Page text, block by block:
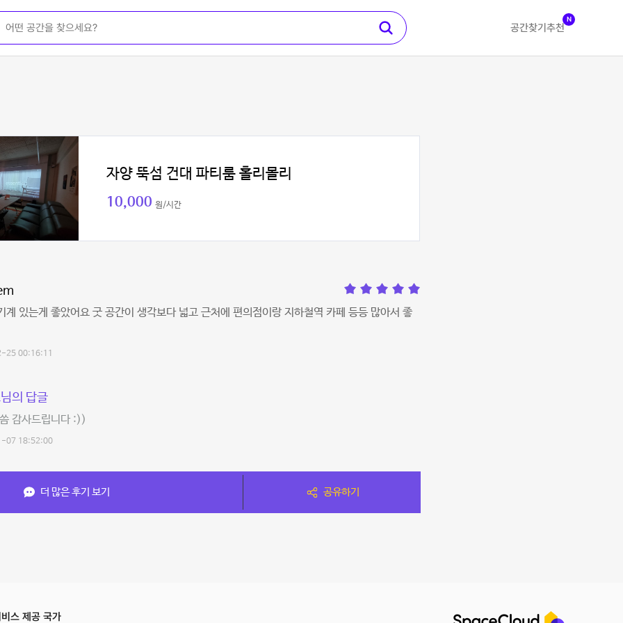
공간찾기 추천
N
자양 뚝섬 건대 파티룸 홀리몰리
10,000 원/시간
계 있는게 좋았어요 굿 공간이 생각보다 넓고 근처에 편의점이랑 지하철역 카페 등등 많아서 좋
25 00:16:11
의 답글
감사드립니다 :))
07 18:52:00
더 많은 후기 보기 공유하기
스 제공 국가